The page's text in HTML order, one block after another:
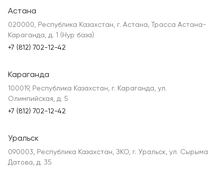
Астана
020000, Республика Казахстан, г. Астана, Трасса Астана-
Караганда, д. 1 (Нур база)
+7 (812) 702-12-42
Караганда
100019, Республика Казахстан, г. Караганда, ул.
Олимпийская, д. 5
+7 (812) 702-12-42
Уральск
090003, Республика Казахстан, ЗКО, г. Уральск, ул. Сырыма
Датова, д. 35